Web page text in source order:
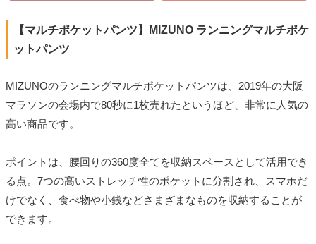
【マルチポケットパンツ】MIZUNO ランニングマルチポケ
ットパンツ
MIZUNOのランニングマルチポケットパンツは、2019年の大阪
マラソンの会場内で80秒に1枚売れたというほど、非常に人気の
高い商品です。
ポイントは、腰回りの360度全てを収納スペースとして活用でき
る点。7つの高いストレッチ性のポケットに分割され、スマホだ
けでなく、食べ物や小銭などさまざまなものを収納することが
できます。